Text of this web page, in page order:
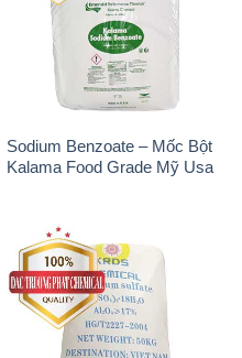
Sodium Benzoate – Mốc Bột
Kalama Food Grade Mỹ Usa
Phèn Nhôm – Al2(SO4)3 17%